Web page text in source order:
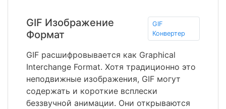
GIF Изображение
Формат
GIF
Конвертер
GIF расшифровывается как Graphical
Interchange Format. Хотя традиционно это
неподвижные изображения, GIF могут
содержать и короткие всплески
беззвучной анимации. Они открываются